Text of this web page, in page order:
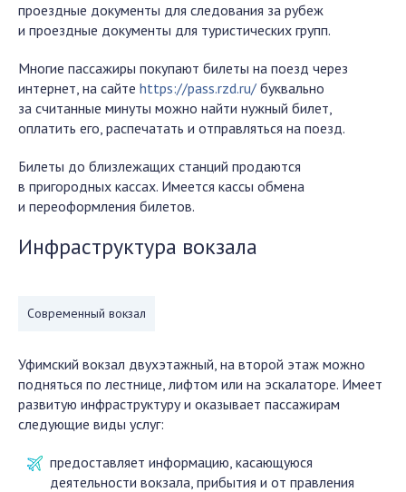
проездные документы для следования за рубеж
и проездные документы для туристических групп.
Многие пассажиры покупают билеты на поезд через
интернет, на сайте https://pass.rzd.ru/ буквально
за считанные минуты можно найти нужный билет,
оплатить его, распечатать и отправляться на поезд.
Билеты до близлежащих станций продаются
в пригородных кассах. Имеется кассы обмена
и переоформления билетов.
Инфраструктура вокзала
Современный вокзал
Уфимский вокзал двухэтажный, на второй этаж можно
подняться по лестнице, лифтом или на эскалаторе. Имеет
развитую инфраструктуру и оказывает пассажирам
следующие виды услуг:
предоставляет информацию, касающуюся
деятельности вокзала, прибытия и от правления